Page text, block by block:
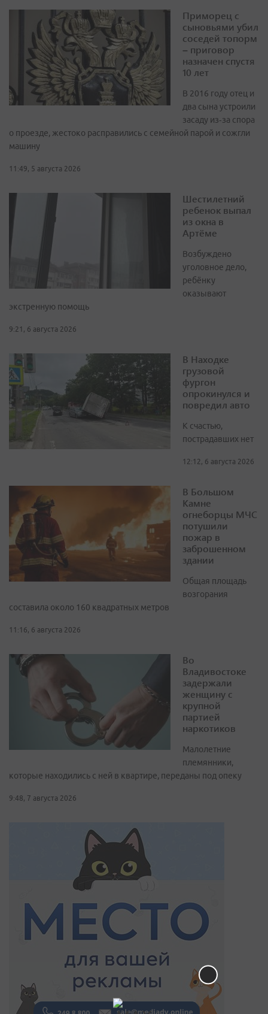
Приморец с
сыновьями убил
соседей топорм
– приговор
назначен спустя
10 лет
В 2016 году отец и
два сына устроили
засаду из‑за спора
о проезде, жестоко расправились с семейной парой и сожгли
машину
11:49, 5 августа 2026
Шестилетний
ребенок выпал
из окна в
Артёме
Возбуждено
уголовное дело,
ребёнку
оказывают
экстренную помощь
9:21, 6 августа 2026
В Находке
грузовой
фургон
опрокинулся и
повредил авто
К счастью,
пострадавших нет
12:12, 6 августа 2026
В Большом
Камне
огнеборцы МЧС
потушили
пожар в
заброшенном
здании
Общая площадь
возгорания
составила около 160 квадратных метров
11:16, 6 августа 2026
Во
Владивостоке
задержали
женщину с
крупной
партией
наркотиков
Малолетние
племянники,
которые находились с ней в квартире, переданы под опеку
9:48, 7 августа 2026